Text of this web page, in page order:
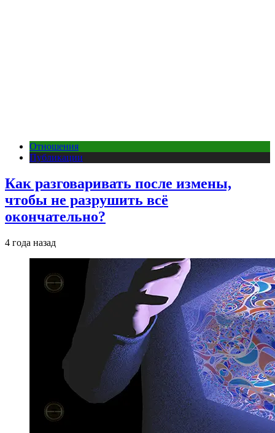
Отношения
Публикации
Как разговаривать после измены,
чтобы не разрушить всё
окончательно?
4 года назад